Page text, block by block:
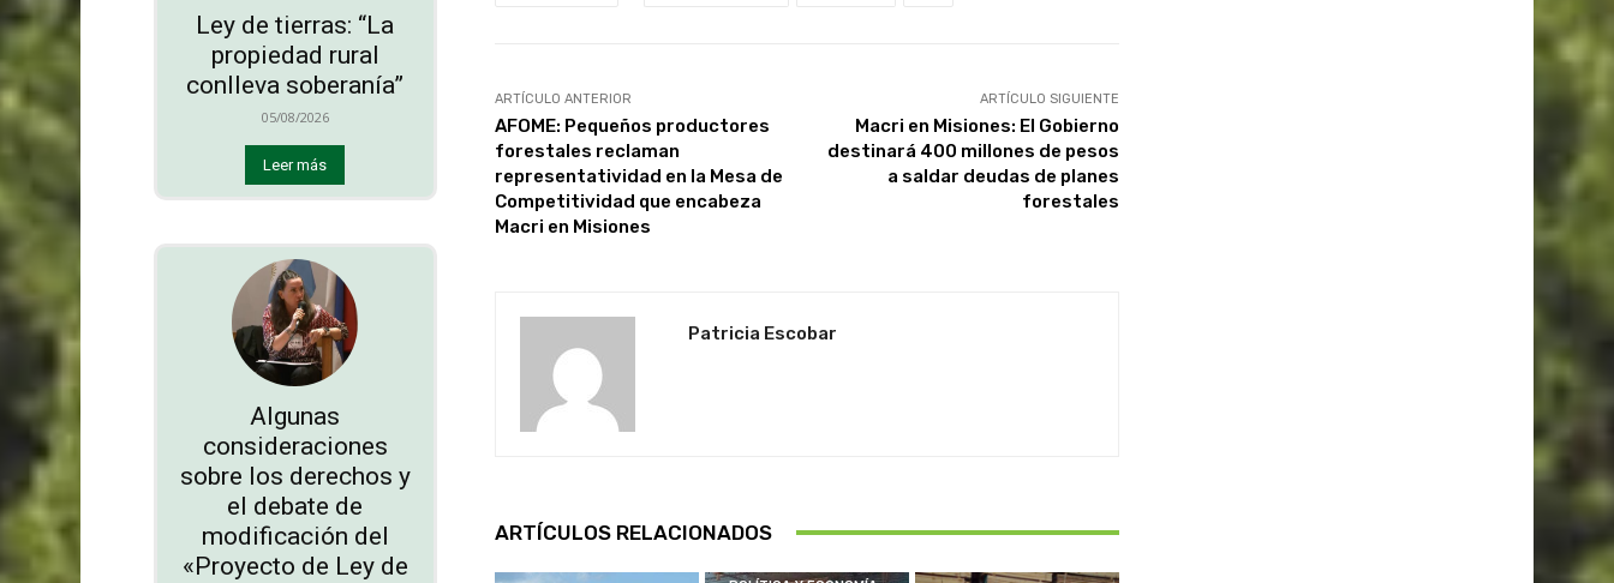
Ley de tierras: “La
propiedad rural
conlleva soberanía”
05/08/2026
Leer más
Algunas
consideraciones
sobre los derechos y
el debate de
modificación del
«Proyecto de Ley de
ARTÍCULO ANTERIOR
AFOME: Pequeños productores
forestales reclaman
representatividad en la Mesa de
Competitividad que encabeza
Macri en Misiones
ARTÍCULO SIGUIENTE
Macri en Misiones: El Gobierno
destinará 400 millones de pesos
a saldar deudas de planes
forestales
Patricia Escobar
ARTÍCULOS RELACIONADOS